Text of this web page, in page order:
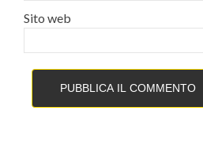
Sito web